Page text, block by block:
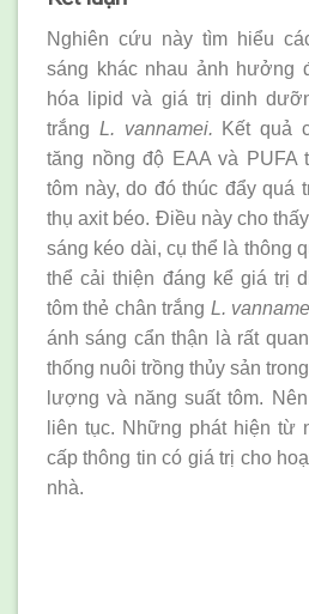
Nghiên cứu này tìm hiểu
sáng khác nhau ảnh hưởng
hóa lipid và giá trị dinh
trắng L. vannamei. Kết quả
tăng nồng độ EAA và PUFA
tôm này, do đó thúc đẩy quá
thụ axit béo. Điều này cho
sáng kéo dài, cụ thể là thông
thể cải thiện đáng kể giá trị
tôm thẻ chân trắng L.
ánh sáng cẩn thận là rất
thống nuôi trồng thủy sản
lượng và năng suất tôm.
liên tục. Những phát hiện từ
cấp thông tin có giá trị cho
nhà.